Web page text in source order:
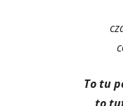
To tu